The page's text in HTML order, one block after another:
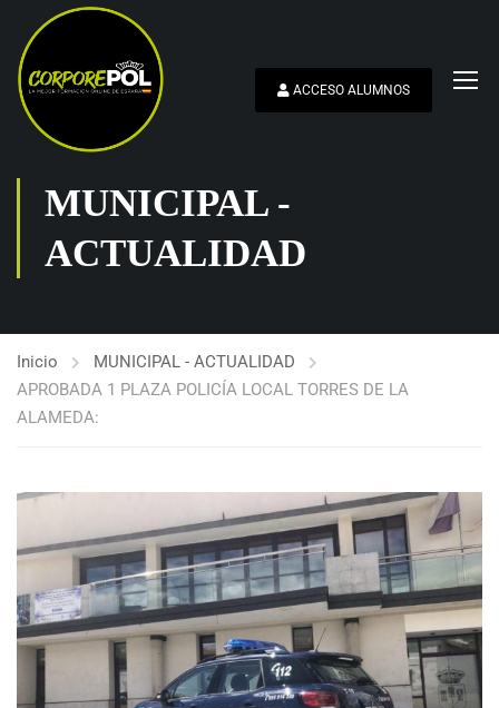
ACCESO ALUMNOS
MUNICIPAL -
ACTUALIDAD
Inicio
MUNICIPAL - ACTUALIDAD
APROBADA 1 PLAZA POLICÍA LOCAL TORRES DE LA
ALAMEDA: